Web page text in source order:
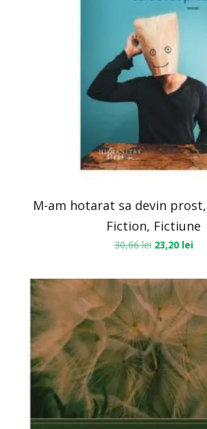
M-am hotarat sa devin
Fiction, Fictiune
30,66lei 23,20 lei